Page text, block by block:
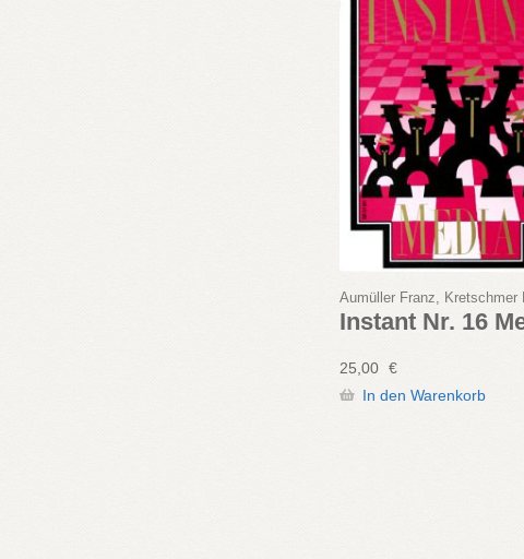
Aumüller Franz, Kretschmer
Instant Nr. 16
25,00 €
In den Warenkorb